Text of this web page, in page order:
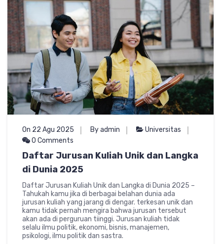
On 22 Agu 2025 By admin
Universitas
0 Comments
Daftar Jurusan Kuliah Unik dan Langka
di Dunia 2025
Daftar Jurusan Kuliah Unik dan Langka di Dunia 2025 –
Tahukah kamu jika di berbagai belahan dunia ada
jurusan kuliah yang jarang di dengar. terkesan unik dan
kamu tidak pernah mengira bahwa jurusan tersebut
akan ada di perguruan tiinggi. Jurusan kuliah tidak
selalu ilmu politik, ekonomi, bisnis, manajemen,
psikologi, ilmu politik dan sastra.